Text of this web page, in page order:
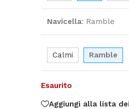
Navicella: Ramble
Calmi Ramble
Esaurito
Aggiungi alla lista